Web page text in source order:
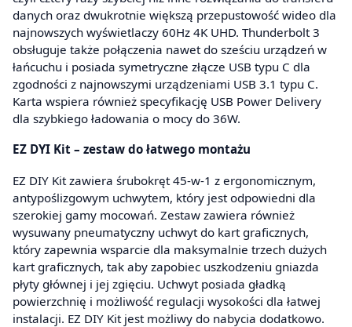
danych oraz dwukrotnie większą przepustowość wideo dla
najnowszych wyświetlaczy 60Hz 4K UHD. Thunderbolt 3
obsługuje także połączenia nawet do sześciu urządzeń w
łańcuchu i posiada symetryczne złącze USB typu C dla
zgodności z najnowszymi urządzeniami USB 3.1 typu C.
Karta wspiera również specyfikację USB Power Delivery
dla szybkiego ładowania o mocy do 36W.
EZ DYI Kit – zestaw do łatwego montażu
EZ DIY Kit zawiera śrubokręt 45-w-1 z ergonomicznym,
antypoślizgowym uchwytem, który jest odpowiedni dla
szerokiej gamy mocowań. Zestaw zawiera również
wysuwany pneumatyczny uchwyt do kart graficznych,
który zapewnia wsparcie dla maksymalnie trzech dużych
kart graficznych, tak aby zapobiec uszkodzeniu gniazda
płyty głównej i jej zgięciu. Uchwyt posiada gładką
powierzchnię i możliwość regulacji wysokości dla łatwej
instalacji. EZ DIY Kit jest możliwy do nabycia dodatkowo.